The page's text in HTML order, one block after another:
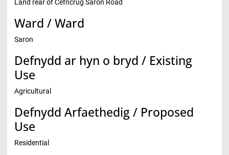
Land rear of Cefncrug Saron Road
Ward / Ward
Saron
Defnydd ar hyn o bryd / Existing
Use
Agricultural
Defnydd Arfaethedig / Proposed
Use
Residential